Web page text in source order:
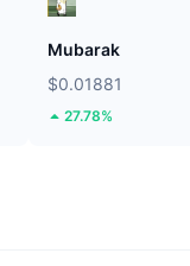
Mubarak
$0.01881
27.78%